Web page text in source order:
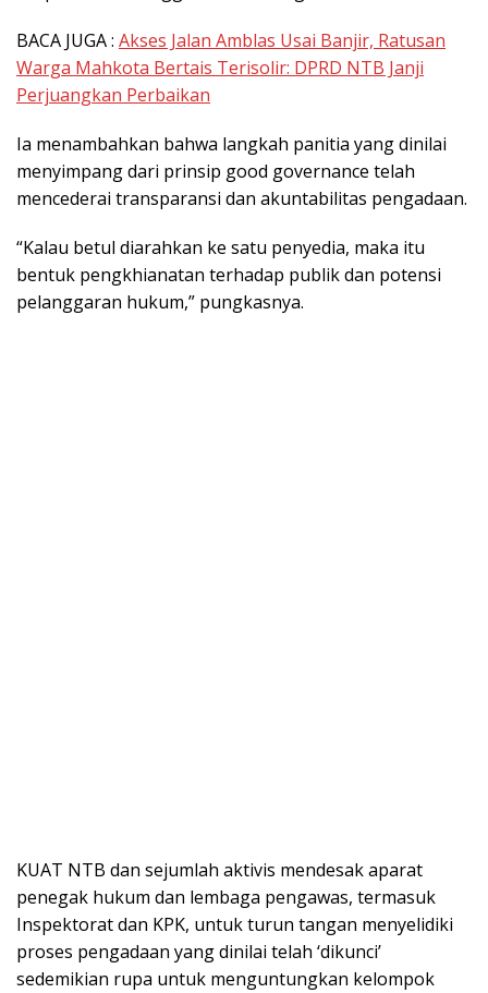
BACA JUGA : Akses Jalan Amblas Usai Banjir, Ratusan
Warga Mahkota Bertais Terisolir: DPRD NTB Janji
Perjuangkan Perbaikan
Ia menambahkan bahwa langkah panitia yang dinilai
menyimpang dari prinsip good governance telah
mencederai transparansi dan akuntabilitas pengadaan.
“Kalau betul diarahkan ke satu penyedia, maka itu
bentuk pengkhianatan terhadap publik dan potensi
pelanggaran hukum,” pungkasnya.
KUAT NTB dan sejumlah aktivis mendesak aparat
penegak hukum dan lembaga pengawas, termasuk
Inspektorat dan KPK, untuk turun tangan menyelidiki
proses pengadaan yang dinilai telah ‘dikunci’
sedemikian rupa untuk menguntungkan kelompok